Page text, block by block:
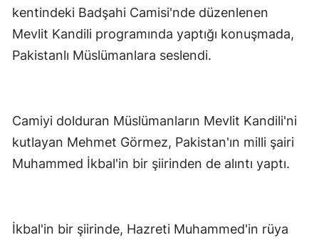
kentindeki Badşahi Camisi'nde düzenlenen
Mevlit Kandili programında yaptığı konuşmada,
Pakistanlı Müslümanlara seslendi.
Camiyi dolduran Müslümanların Mevlit Kandili'ni
kutlayan Mehmet Görmez, Pakistan'ın milli şairi
Muhammed İkbal'in bir şiirinden de alıntı yaptı.
İkbal'in bir şiirinde, Hazreti Muhammed'in rüya